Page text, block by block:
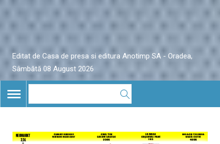
Editat de Casa de presa si editura Anotimp SA - Oradea,
Sâmbătă 08 August 2026
TOGGLE
NAVIGATION